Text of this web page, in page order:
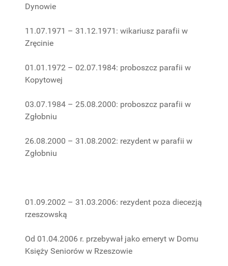
Dynowie
11.07.1971 – 31.12.1971: wikariusz parafii w
Zręcinie
01.01.1972 – 02.07.1984: proboszcz parafii w
Kopytowej
03.07.1984 – 25.08.2000: proboszcz parafii w
Zgłobniu
26.08.2000 – 31.08.2002: rezydent w parafii w
Zgłobniu
01.09.2002 – 31.03.2006: rezydent poza diecezją
rzeszowską
Od 01.04.2006 r. przebywał jako emeryt w Domu
Księży Seniorów w Rzeszowie